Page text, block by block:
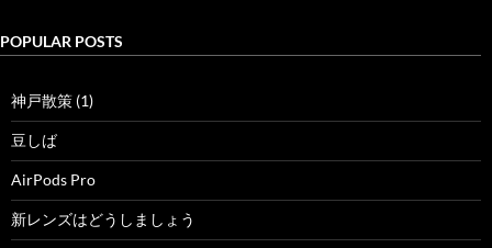
POPULAR POSTS
神戸散策 (1)
豆しば
AirPods Pro
新レンズはどうしましょう